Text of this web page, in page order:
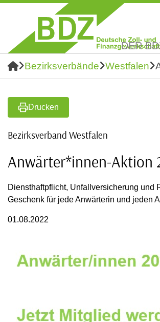
DER
Bezirksverbände Westfalen
Drucken
Bezirksverband Westfalen
Anwärter*innen-Aktion
Diensthaftpflicht, Unfallversicherung und
Geschenk für jede Anwärterin und jeden
01.08.2022